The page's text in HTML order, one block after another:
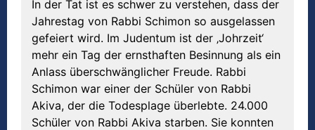
In der Tat ist es schwer zu verstehen, dass der
Jahrestag von Rabbi Schimon so ausgelassen
gefeiert wird. Im Judentum ist der ‚Johrzeit‘
mehr ein Tag der ernsthaften Besinnung als ein
Anlass überschwänglicher Freude. Rabbi
Schimon war einer der Schüler von Rabbi
Akiva, der die Todesplage überlebte. 24.000
Schüler von Rabbi Akiva starben. Sie konnten